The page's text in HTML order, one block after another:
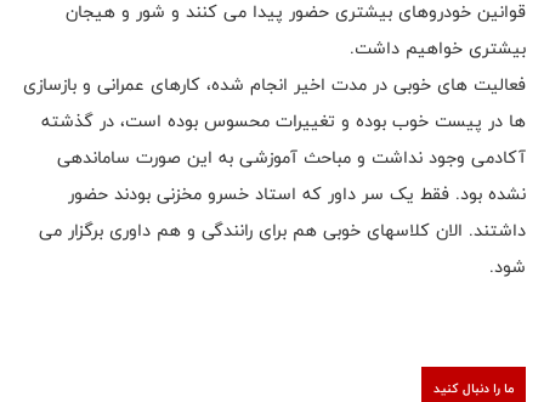
قوانین خودروهای بیشتری حضور پیدا می کنند و شور و هیجان
بیشتری خواهیم داشت.
فعالیت های خوبی در مدت اخیر انجام شده، کارهای عمرانی و بازسازی
ها در پیست خوب بوده و تغییرات محسوس بوده است، در گذشته
آکادمی وجود نداشت و مباحث آموزشی به این صورت ساماندهی
نشده بود. فقط یک سر داور که استاد خسرو مخزنی بودند حضور
داشتند. الان کلاسهای خوبی هم برای رانندگی و هم داوری برگزار می
شود.
ما را دنبال کنید